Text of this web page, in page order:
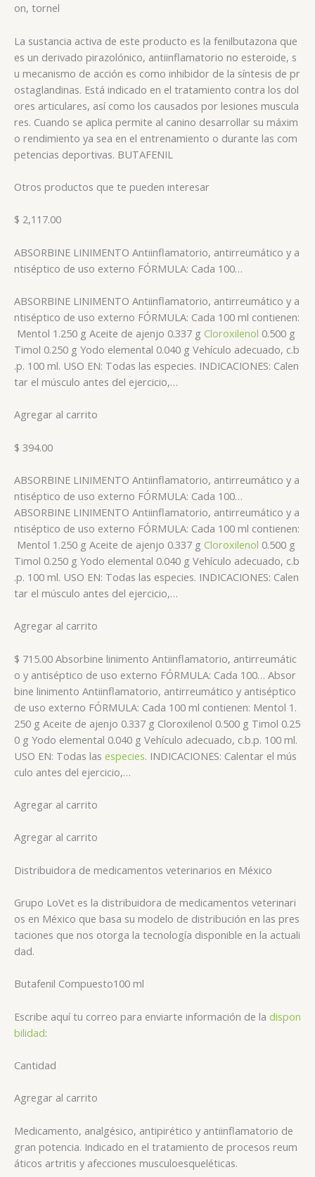
on, tornel
La sustancia activa de este producto es la fenilbutazona que
es un derivado pirazolónico, antiinflamatorio no esteroide, s
u mecanismo de acción es como inhibidor de la síntesis de pr
ostaglandinas. Está indicado en el tratamiento contra los dol
ores articulares, así como los causados por lesiones muscula
res. Cuando se aplica permite al canino desarrollar su máxim
o rendimiento ya sea en el entrenamiento o durante las com
petencias deportivas. BUTAFENIL
Otros productos que te pueden interesar
$ 2,117.00
ABSORBINE LINIMENTO Antiinflamatorio, antirreumático y a
ntiséptico de uso externo FÓRMULA: Cada 100…
ABSORBINE LINIMENTO Antiinflamatorio, antirreumático y a
ntiséptico de uso externo FÓRMULA: Cada 100 ml contienen:
Mentol 1.250 g Aceite de ajenjo 0.337 g Cloroxilenol 0.500 g
Timol 0.250 g Yodo elemental 0.040 g Vehículo adecuado, c.b
.p. 100 ml. USO EN: Todas las especies. INDICACIONES: Calen
tar el músculo antes del ejercicio,…
Agregar al carrito
$ 394.00
ABSORBINE LINIMENTO Antiinflamatorio, antirreumático y a
ntiséptico de uso externo FÓRMULA: Cada 100…
ABSORBINE LINIMENTO Antiinflamatorio, antirreumático y a
ntiséptico de uso externo FÓRMULA: Cada 100 ml contienen:
Mentol 1.250 g Aceite de ajenjo 0.337 g Cloroxilenol 0.500 g
Timol 0.250 g Yodo elemental 0.040 g Vehículo adecuado, c.b
.p. 100 ml. USO EN: Todas las especies. INDICACIONES: Calen
tar el músculo antes del ejercicio,…
Agregar al carrito
$ 715.00 Absorbine linimento Antiinflamatorio, antirreumátic
o y antiséptico de uso externo FÓRMULA: Cada 100… Absor
bine linimento Antiinflamatorio, antirreumático y antiséptico
de uso externo FÓRMULA: Cada 100 ml contienen: Mentol 1.
250 g Aceite de ajenjo 0.337 g Cloroxilenol 0.500 g Timol 0.25
0 g Yodo elemental 0.040 g Vehículo adecuado, c.b.p. 100 ml.
USO EN: Todas las especies. INDICACIONES: Calentar el mús
culo antes del ejercicio,…
Agregar al carrito
Agregar al carrito
Distribuidora de medicamentos veterinarios en México
Grupo LoVet es la distribuidora de medicamentos veterinari
os en México que basa su modelo de distribución en las pres
taciones que nos otorga la tecnología disponible en la actuali
dad.
Butafenil Compuesto100 ml
Escribe aquí tu correo para enviarte información de la dispon
bilidad:
Cantidad
Agregar al carrito
Medicamento, analgésico, antipirético y antiinflamatorio de
gran potencia. Indicado en el tratamiento de procesos reum
áticos artritis y afecciones musculoesqueléticas.